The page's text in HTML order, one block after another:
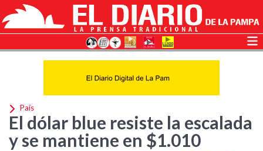
País
El dólar blue resiste la escalada
y se mantiene en $1.010